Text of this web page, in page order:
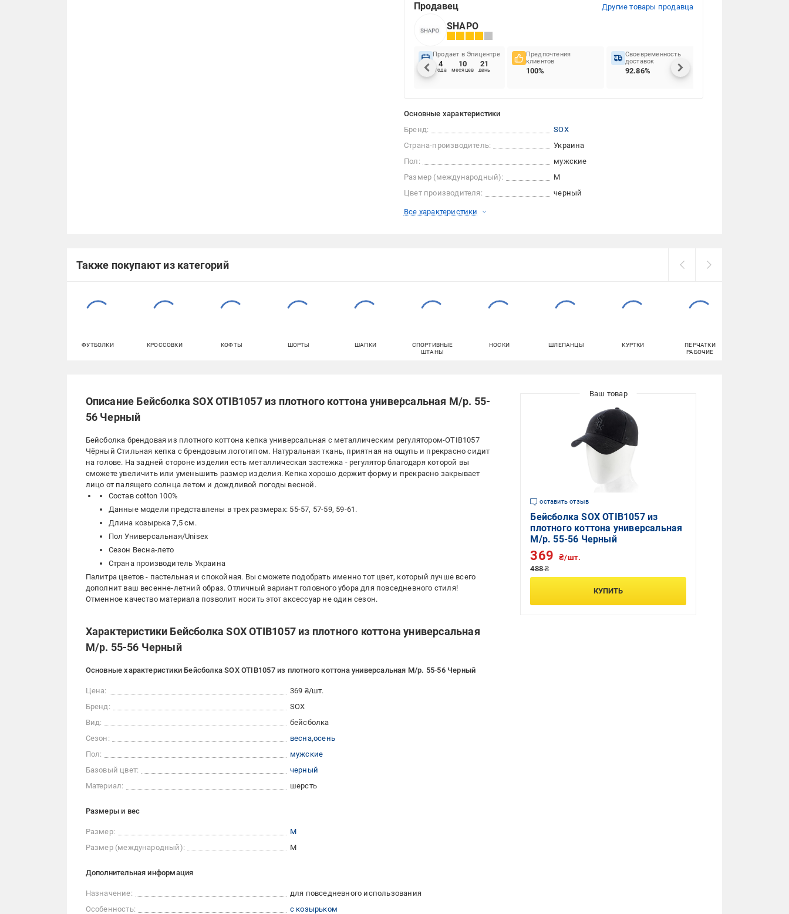
Продавец Другие товары продавца
SHAPO
Продает в Эпицентре
4
года
10
месяцев
21
день
Предпочтения
клиентов
100%
Своевременность
доставок
92.86%
Основные характеристики
Бренд:
SOX
Страна-производитель:
Украина
Пол:
мужские
Размер (международный):
M
Цвет производителя:
черный
Все характеристики
Также покупают из категорий
ФУТБОЛКИ КРОССОВКИ КОФТЫ ШОРТЫ ШАПКИ
СПОРТИВНЫЕ
ШТАНЫ
НОСКИ ШЛЕПАНЦЫ КУРТКИ
ПЕРЧАТКИ
РАБОЧИЕ
Описание Бейсболка SOX OTIB1057 из плотного коттона универсальная M/р. 55-
56 Черный
Бейсболка брендовая из плотного коттона кепка универсальная с металлическим регулятором-OTIB1057
Чёрный Стильная кепка с брендовым логотипом. Натуральная ткань, приятная на ощупь и прекрасно сидит
на голове. На задней стороне изделия есть металлическая застежка - регулятор благодаря которой вы
сможете увеличить или уменьшить размер изделия. Кепка хорошо держит форму и прекрасно закрывает
лицо от палящего солнца летом и дождливой погоды весной.
Состав cotton 100%
Данные модели представлены в трех размерах: 55-57, 57-59, 59-61.
Длина козырька 7,5 см.
Пол Универсальная/Unisex
Сезон Весна-лето
Страна производитель Украина
Палитра цветов - пастельная и спокойная. Вы сможете подобрать именно тот цвет, который лучше всего
дополнит ваш весенне-летний образ. Отличный вариант головного убора для повседневного стиля!
Отменное качество материала позволит носить этот аксессуар не один сезон.
Характеристики Бейсболка SOX OTIB1057 из плотного коттона универсальная
M/р. 55-56 Черный
Основные характеристики Бейсболка SOX OTIB1057 из плотного коттона универсальная M/р. 55-56 Черный
Цена:
369 ₴/шт.
Бренд:
SOX
Вид:
бейсболка
Сезон:
весна осень
Пол:
мужские
Базовый цвет:
черный
Материал:
шерсть
Размеры и вес
Размер:
M
Размер (международный):
M
Дополнительная информация
Назначение:
для повседневного использования
Особенность:
с козырьком
оставить отзыв
Бейсболка SOX OTIB1057 из
плотного коттона универсальная
M/р. 55-56 Черный
488 ₴
369 ₴/шт.
КУПИТЬ